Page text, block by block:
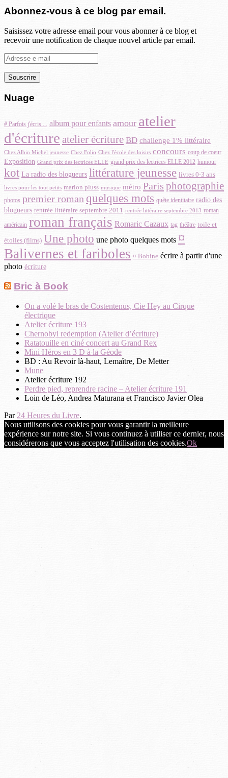
Abonnez-vous à ce blog par email.
Saisissez votre adresse email pour vous abonner à ce blog et
recevoir une notification de chaque nouvel article par email.
Adresse
e-
mail
Nuage
# Parfois j'écris ... album pour enfants amour atelier
d'écriture atelier écriture BD challenge 1% littéraire
Chez Albin Michel jeunesse Chez Folio Chez l'école des loisirs concours coup de coeur
Exposition Grand prix des lectrices ELLE grand prix des lectrices ELLE 2012 humour
kot La radio des blogueurs littérature jeunesse livres 0-3 ans
livres pour les tout petits marion pluss musique métro Paris photographie
photos premier roman quelques mots quête identitaire radio des
blogueurs rentrée littéraire septembre 2011 rentrée littéraire septembre 2013 roman
américain roman français Romaric Cazaux tag théâtre toile et
étoiles (films) Une photo une photo quelques mots ¤
Balivernes et fariboles ¤ Bobine écrire à partir d'une
photo écriture
Bric à Book
On a volé le bras de Costentenus, Cie Hey au Cirque
électrique
Atelier écriture 193
Chernobyl redemption (Atelier d’écriture)
Ratatouille en ciné concert au Grand Rex
Mini Héros en 3 D à la Géode
BD : Au Revoir là-haut, Lemaître, De Metter
Mune
Atelier écriture 192
Perdre pied, reprendre racine – Atelier écriture 191
Loin de Léo, Andrea Maturana et Francisco Javier Olea
Par 24 Heures du Livre.
Nous utilisons des cookies pour vous garantir la meilleure
expérience sur notre site. Si vous continuez à utiliser ce dernier, nous
considérerons que vous acceptez l'utilisation des cookies.Ok